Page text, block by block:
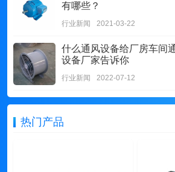
有哪些？
行业新闻 2021-03-22
什么通风设备给厂房车间
设备厂家告诉你
行业新闻 2022-07-12
热门产品